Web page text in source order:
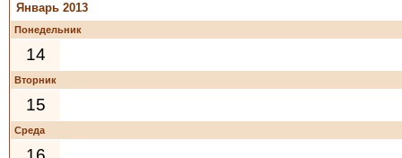
Январь 2013
Понедельник
14
Вторник
15
Среда